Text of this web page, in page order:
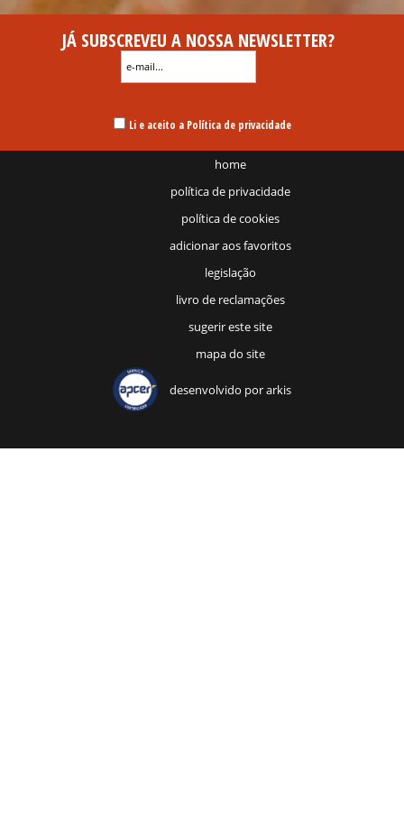
JÁ SUBSCREVEU A NOSSA NEWSLETTER?
Li e aceito a Política de privacidade
home
política de privacidade
política de cookies
adicionar aos favoritos
legislação
livro de reclamações
sugerir este site
mapa do site
desenvolvido porarkis